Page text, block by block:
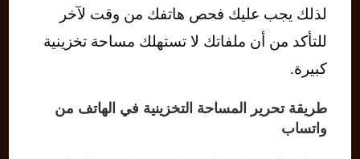
لذلك يجب عليك فحص هاتفك من وقت لآخر
للتأكد من أن ملفاتك لا تستهلك مساحة تخزينية
كبيرة.
طريقة تحرير المساحة التخزينية في الهاتف من
واتساب